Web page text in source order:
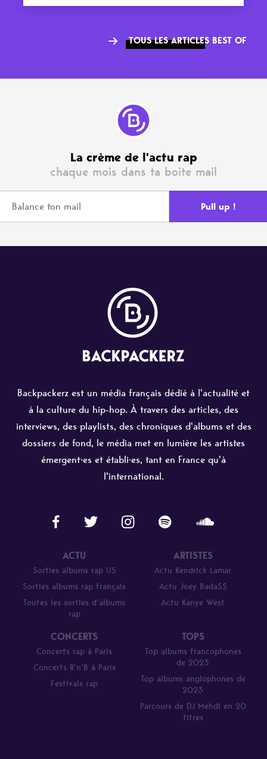
TOUS LES ARTICLES BEST OF
La crème de l'actu rap
chaque mois dans ta boite mail
Backpackerz est un média français dédié à l'actualité et
à la culture du hip-hop. À travers des articles, des
interviews, des playlists, des chroniques d'albums et des
dossiers de fond, le média met en lumière les artistes
émergent·es et établi·es, tant en France qu'à
l'international.
ACTU
Sorties albums rap US
Sorties albums rap français
Toutes les sorties d’albums
rap
ARTISTES
Actu Kendrick Lamar
Actu Joey Bada$$
Actu Kanye West
CONCERTS
Concerts rap à Paris
Concerts R’n’B à Paris
Festivals rap
TOPS
Top albums francophones
de 2023
Top albums anglophones de
2023
Parcours de DJ Mehdi en 20
titres